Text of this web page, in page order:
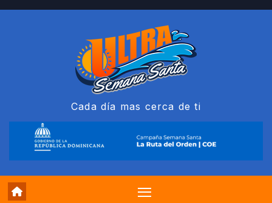
Saltar
Cada día mas cerca de ti